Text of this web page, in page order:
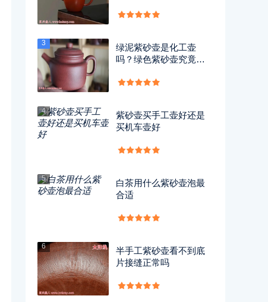
3
绿泥紫砂壶是化工壶
吗？绿色紫砂壶究竟有
4
紫砂壶买手工壶好还是
买机车壶好
5
白茶用什么紫砂壶泡最
合适
6
半手工紫砂壶看不到底
片接缝正常吗